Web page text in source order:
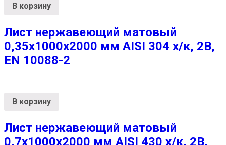
В корзину
Лист нержавеющий матовый
0,35х1000х2000 мм AISI 304 х/к, 2B,
EN 10088-2
В корзину
Лист нержавеющий матовый
0,7х1000х2000 мм AISI 430 х/к, 2B,